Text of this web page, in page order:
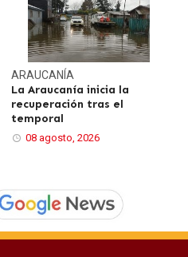
ARAUCANÍA
La Araucanía inicia la
recuperación tras el
temporal
08 agosto, 2026